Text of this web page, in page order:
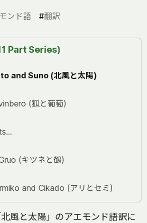
ンド語 #翻訳
Part Series)
and Suno (北風と太陽)
(狐と葡萄)
(キツネと鶴)
and Cikado (アリとセミ)
風と太陽」のアエモンド語訳に